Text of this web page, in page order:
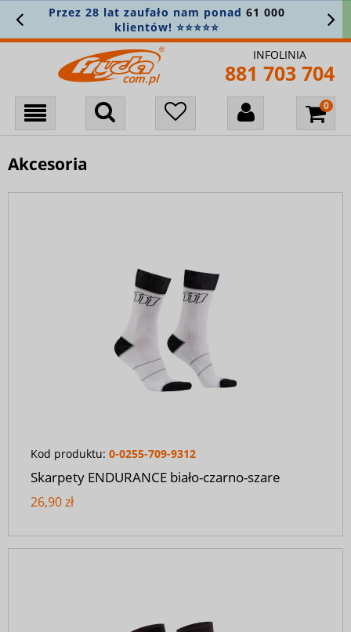
Zamówienie
nam ponad61 000
⭐⭐⭐⭐⭐
INFOLINIA
881 703 704
Akcesoria
Kod produktu: 0-0255-709-9312
Skarpety ENDURANCE biało-czarno-szare
26,90 zł